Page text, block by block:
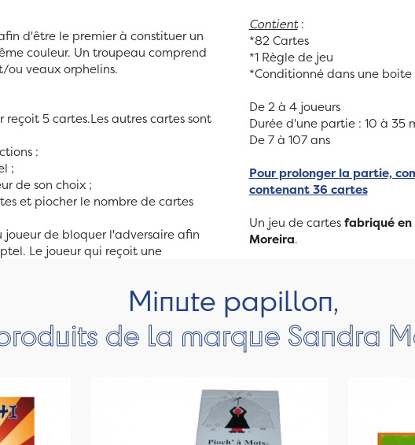
d'être le premier à constituer un
couleur. Un troupeau comprend
ou veaux orphelins.
5 cartes.Les autres cartes sont
:
;
de son choix ;
et piocher le nombre de cartes
de bloquer l'adversaire afin
Le joueur qui reçoit une
Contient:
*82 Cartes
*1 Règle de jeu
*Conditionné dans une
De 2 à 4 joueurs
Durée d'une partie : 10 à 35
De 7 à 107 ans
Pour prolonger la partie,
contenant 36 cartes
Un jeu de cartesfabriqué en
Moreira.
Minute papillon,
de la marque Sandra